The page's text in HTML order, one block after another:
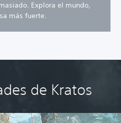
Explora el mundo,
más fuerte.
de Kratos